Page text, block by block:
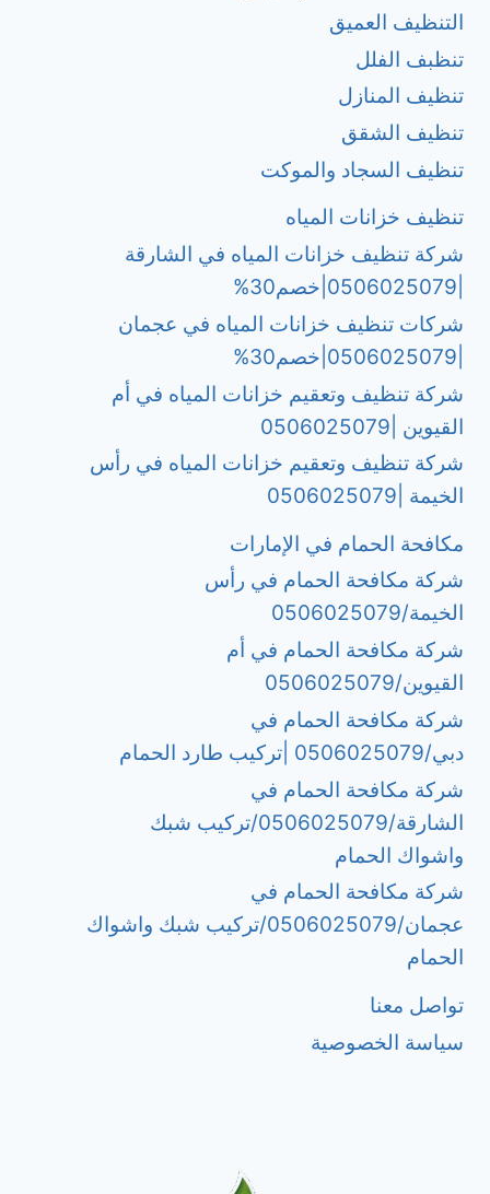
التنظيف العميق
تنظبف الفلل
تنظيف المنازل
تنظيف الشقق
تنظيف السجاد والموكت
تنظيف خزانات المياه
شركة تنظيف خزانات المياه في الشارقة
شركات تنظيف خزانات المياه في عجمان
شركة تنظيف وتعقيم خزانات المياه في أم
القيوين |0506025079
شركة تنظيف وتعقيم خزانات المياه في رأس
الخيمة |0506025079
مكافحة الحمام في الإمارات
شركة مكافحة الحمام في رأس
الخيمة/0506025079
شركة مكافحة الحمام في أم
القيوين/0506025079
شركة مكافحة الحمام في
دبي/0506025079 |تركيب طارد الحمام
شركة مكافحة الحمام في
الشارقة/0506025079/تركيب شبك
واشواك الحمام
شركة مكافحة الحمام في
عجمان/0506025079/تركيب شبك واشواك
الحمام
تواصل معنا
سياسة الخصوصية